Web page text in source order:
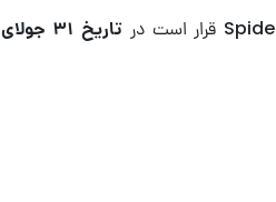
تاریخ ۳۱ جولای ۲۰۲۶ (۹ مرداد ماه پیش‌رو)